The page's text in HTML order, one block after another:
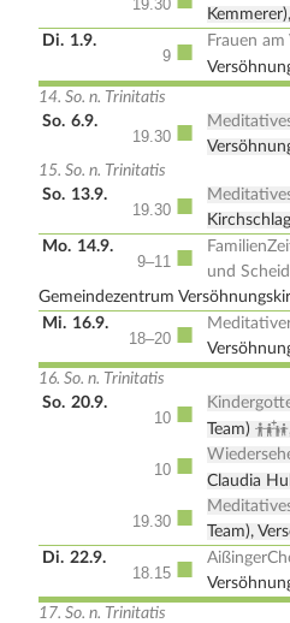
19.30
Di. 1.9.
9 ■ Frauen
14. So. n. Trinitatis
So. 6.9.
19.30 ■
15. So. n. Trinitatis
So. 13.9.
19.30 ■
Mo. 14.9.
9–11 ■
und
Gemeindezentrum
Mi. 16.9.
18–20 ■
16. So. n. Trinitatis
So. 20.9.
10 ■
Team)Kindergottesdienst
10 ■
Claudia
19.30 ■
Team),
Di. 22.9.
18.15 ■
17. So. n. Trinitatis